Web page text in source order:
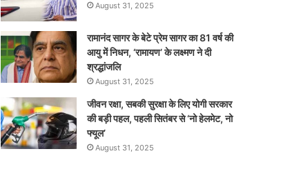
August 31, 2025
रामानंद सागर के बेटे प्रेम सागर का 81 वर्ष की
आयु में निधन, ‘रामायण’ के लक्ष्मण ने दी
श्रद्धांजलि
August 31, 2025
जीवन रक्षा, सबकी सुरक्षा के लिए योगी सरकार
की बड़ी पहल, पहली सितंबर से ‘नो हेलमेट, नो
फ्यूल’
August 31, 2025